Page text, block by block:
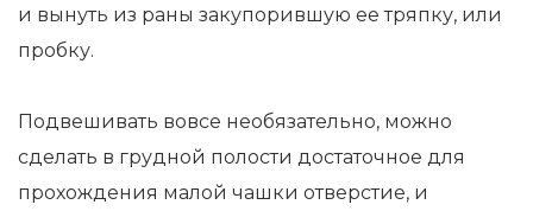
и вынуть из раны закупорившую ее тряпку, или
пробку.
Подвешивать вовсе необязательно, можно
сделать в грудной полости достаточное для
прохождения малой чашки отверстие, и